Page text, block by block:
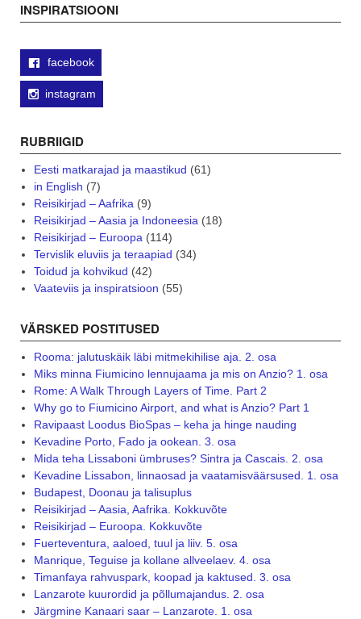
INSPIRATSIOONI
facebook
instagram
RUBRIIGID
Eesti matkarajad ja maastikud (61)
in English (7)
Reisikirjad – Aafrika(9)
Reisikirjad – Aasia ja Indoneesia(18)
Reisikirjad – Euroopa(114)
Tervislik eluviis ja teraapiad (34)
Toidud ja kohvikud (42)
Vaateviis ja inspiratsioon (55)
VÄRSKED POSTITUSED
Rooma: jalutuskäik läbi mitmekihilise aja. 2. osa
Miks minna Fiumicino lennujaama ja mis on Anzio? 1. osa
Rome: A Walk Through Layers of Time. Part 2
Why go to Fiumicino Airport, and what is Anzio? Part 1
Ravipaast Loodus BioSpas – keha ja hinge nauding
Kevadine Porto, Fado ja ookean. 3. osa
Mida teha Lissaboni ümbruses? Sintra ja Cascais. 2. osa
Kevadine Lissabon, linnaosad ja vaatamisväärsused. 1. osa
Budapest, Doonau ja talisuplus
Reisikirjad – Aasia, Aafrika. Kokkuvõte
Reisikirjad – Euroopa. Kokkuvõte
Fuerteventura, aaloed, tuul ja liiv. 5. osa
Manrique, Teguise ja kollane allveelaev. 4. osa
Timanfaya rahvuspark, koopad ja kaktused. 3. osa
Lanzarote kuurordid ja põllumajandus. 2. osa
Järgmine Kanaari saar – Lanzarote. 1. osa